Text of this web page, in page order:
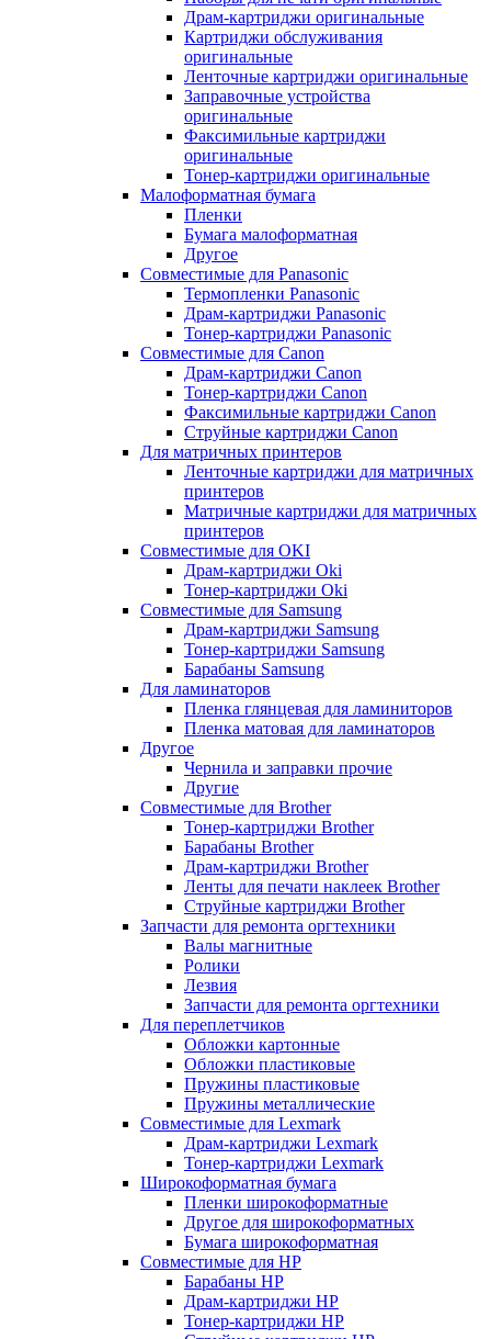
Драм-картриджи оригинальные
Картриджи обслуживания
оригинальные
Ленточные картриджи оригинальные
Заправочные устройства
оригинальные
Факсимильные картриджи
оригинальные
Тонер-картриджи оригинальные
Малоформатная бумага
Пленки
Бумага малоформатная
Другое
Совместимые для Panasonic
Термопленки Panasonic
Драм-картриджи Panasonic
Тонер-картриджи Panasonic
Совместимые для Canon
Драм-картриджи Canon
Тонер-картриджи Canon
Факсимильные картриджи Canon
Струйные картриджи Canon
Для матричных принтеров
Ленточные картриджи для матричных
принтеров
Матричные картриджи для матричных
принтеров
Совместимые для OKI
Драм-картриджи Oki
Тонер-картриджи Oki
Совместимые для Samsung
Драм-картриджи Samsung
Тонер-картриджи Samsung
Барабаны Samsung
Для ламинаторов
Пленка глянцевая для ламиниторов
Пленка матовая для ламинаторов
Другое
Чернила и заправки прочие
Другие
Совместимые для Brother
Тонер-картриджи Brother
Барабаны Brother
Драм-картриджи Brother
Ленты для печати наклеек Brother
Струйные картриджи Brother
Запчасти для ремонта оргтехники
Валы магнитные
Ролики
Лезвия
Запчасти для ремонта оргтехники
Для переплетчиков
Обложки картонные
Обложки пластиковые
Пружины пластиковые
Пружины металлические
Совместимые для Lexmark
Драм-картриджи Lexmark
Тонер-картриджи Lexmark
Широкоформатная бумага
Пленки широкоформатные
Другое для широкоформатных
Бумага широкоформатная
Совместимые для HP
Барабаны HP
Драм-картриджи HP
Тонер-картриджи HP